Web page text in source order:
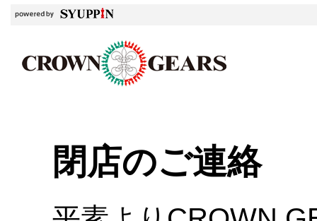
閉店のご連絡